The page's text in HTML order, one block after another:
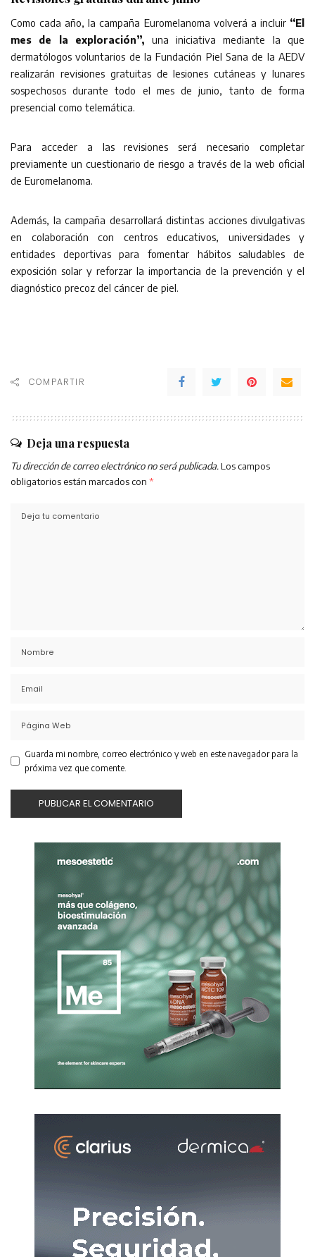
Como cada año, la campaña Euromelanoma volverá a incluir “El
mes de la exploración”, una iniciativa mediante la que
dermatólogos voluntarios de la Fundación Piel Sana de la AEDV
realizarán revisiones gratuitas de lesiones cutáneas y lunares
sospechosos durante todo el mes de junio, tanto de forma
presencial como telemática.
Para acceder a las revisiones será necesario completar
previamente un cuestionario de riesgo a través de la web oficial
de Euromelanoma.
Además, la campaña desarrollará distintas acciones divulgativas
en colaboración con centros educativos, universidades y
entidades deportivas para fomentar hábitos saludables de
exposición solar y reforzar la importancia de la prevención y el
diagnóstico precoz del cáncer de piel.
COMPARTIR
Deja una respuesta
Tu dirección de correo electrónico no será publicada. Los campos
obligatorios están marcados con *
Guarda mi nombre, correo electrónico y web en este navegador para la
próxima vez que comente.